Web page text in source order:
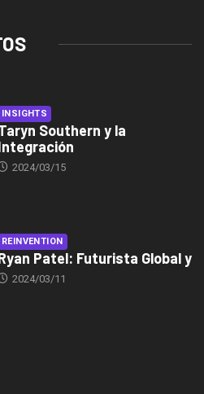
INSIGHTS
Southern y la
2024/03/15
REINVENTION
Patel: Futurista Global y
2024/03/11